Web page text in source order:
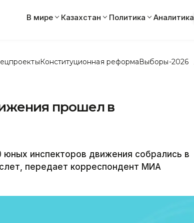
В мире Казахстан Политика Аналитика
Конституционная реформаВыборы-2026
прошел в
инспекторов движения собрались в
передает корреспондент МИА